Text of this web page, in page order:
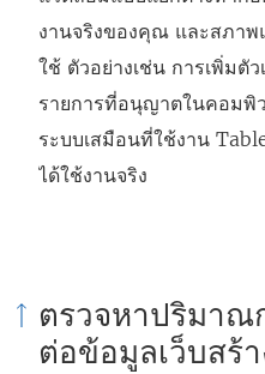
งานจริงของคุณ และสภา
ใช้ ตัวอย่างเช่น การเพิ่มตั
รายการที่อนุญาตในคอมพิ
ระบบเสมือนที่ใช้งาน
ได้ใช้งานจริง
ตรวจหาปริมาณ
ต่อข้อมูลเว็บสร้า